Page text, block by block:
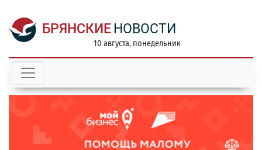
БРЯНСКИЕ НОВОСТИ
10 августа, понедельник